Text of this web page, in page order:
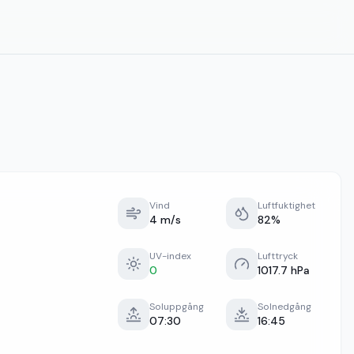
Vind
4 m/s
Luftfuktighet
82%
UV-index
0
Lufttryck
1017.7 hPa
Soluppgång
07:30
Solnedgång
16:45